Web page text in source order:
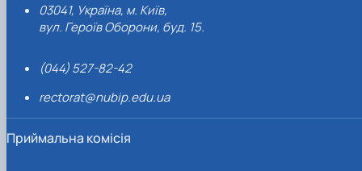
03041, Україна, м. Київ,
вул. Героїв Оборони, буд. 15.
(044) 527-82-42
rectorat@nubip.edu.ua
Приймальна комісія